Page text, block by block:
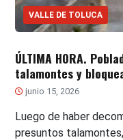
VALLE DE TOLUCA
ÚLTIMA HORA.
talamontes y
junio 15, 2026
Luego de haber
presuntos